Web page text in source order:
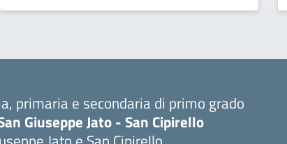
primaria e secondaria di primo grado
Giuseppe Jato - San Cipirello